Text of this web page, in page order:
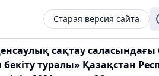
Старая версия сайта
сақтау саласындағы
туралы» Қазақстан